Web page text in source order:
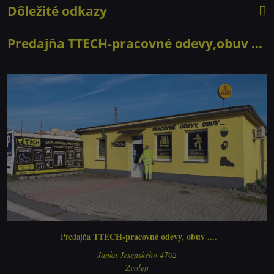
Dôležité odkazy
Predajňa TTECH-pracovné odevy,obuv ...
Predajňa TTECH-pracovné odevy, obuv ....
Janka Jesenského 4702
Zvolen